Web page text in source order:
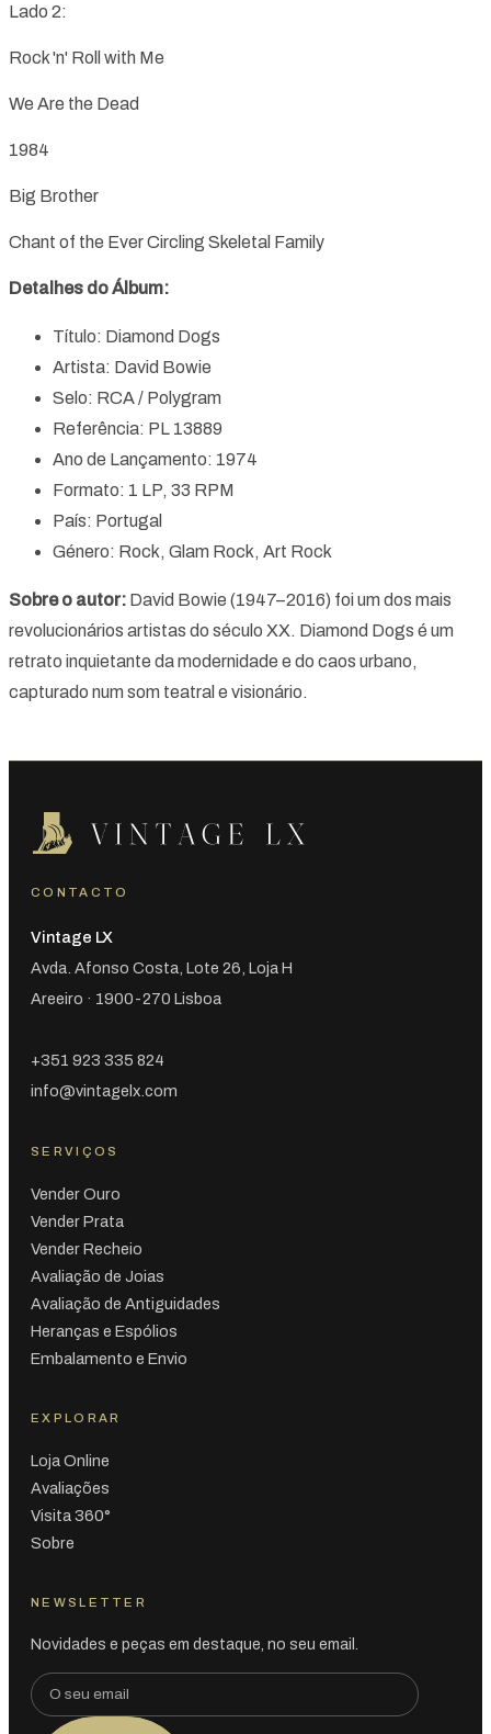
Lado 2:
Rock 'n' Roll with Me
We Are the Dead
1984
Big Brother
Chant of the Ever Circling Skeletal Family
Detalhes do Álbum:
Título: Diamond Dogs
Artista: David Bowie
Selo: RCA / Polygram
Referência: PL 13889
Ano de Lançamento: 1974
Formato: 1 LP, 33 RPM
País: Portugal
Género: Rock, Glam Rock, Art Rock
Sobre o autor: David Bowie (1947–2016) foi um dos mais
revolucionários artistas do século XX. Diamond Dogs é um
retrato inquietante da modernidade e do caos urbano,
capturado num som teatral e visionário.
CONTACTO
Vintage LX
Avda. Afonso Costa, Lote 26, Loja H
Areeiro · 1900-270 Lisboa
+351 923 335 824
info@vintagelx.com
SERVIÇOS
Vender Ouro
Vender Prata
Vender Recheio
Avaliação de Joias
Avaliação de Antiguidades
Heranças e Espólios
Embalamento e Envio
EXPLORAR
Loja Online
Avaliações
Visita 360°
Sobre
NEWSLETTER
Novidades e peças em destaque, no seu email.